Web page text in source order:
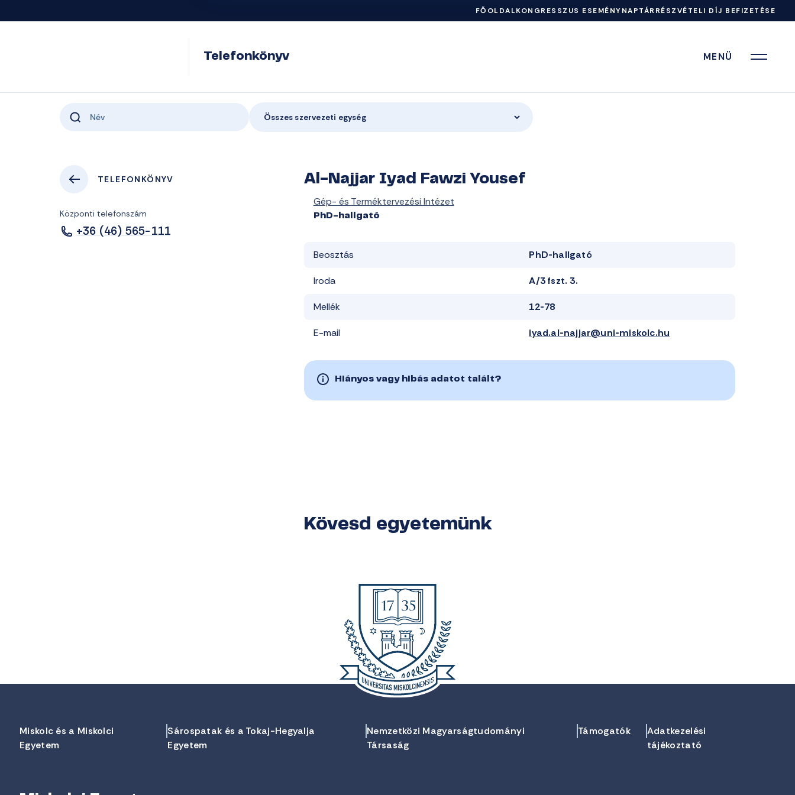
FŐOLDALKONGRESSZUS ESEMÉNYNAPTÁRRÉSZVÉTELI DÍJ BEFIZETÉSE
Telefonkönyv MENÜ
Összes szervezeti egység
TELEFONKÖNYV
Központi telefonszám
+36 (46) 565-111
Al-Najjar Iyad Fawzi Yousef
Gép- és Terméktervezési Intézet
PhD-hallgató
Beosztás PhD-hallgató
Iroda A/3 fszt. 3.
Mellék 12-78
E-mail iyad.al-najjar@uni-miskolc.hu
Hiányos vagy hibás adatot talált?
Kövesd egyetemünk
Miskolc és a Miskolci
Egyetem
Sárospatak és a Tokaj-Hegyalja
Egyetem
Nemzetközi Magyarságtudományi
Társaság
Támogatók
Adatkezelési
tájékoztató